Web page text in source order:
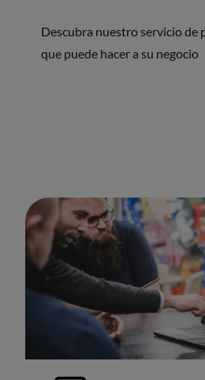
Descubra nuestro servicio de
que puede hacer a su negocio